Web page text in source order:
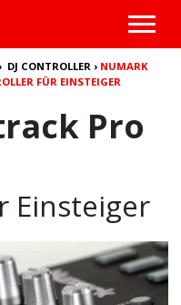
› DJ CONTROLLER › NUMARK
FÜR EINSTEIGER
Pro
Einsteiger